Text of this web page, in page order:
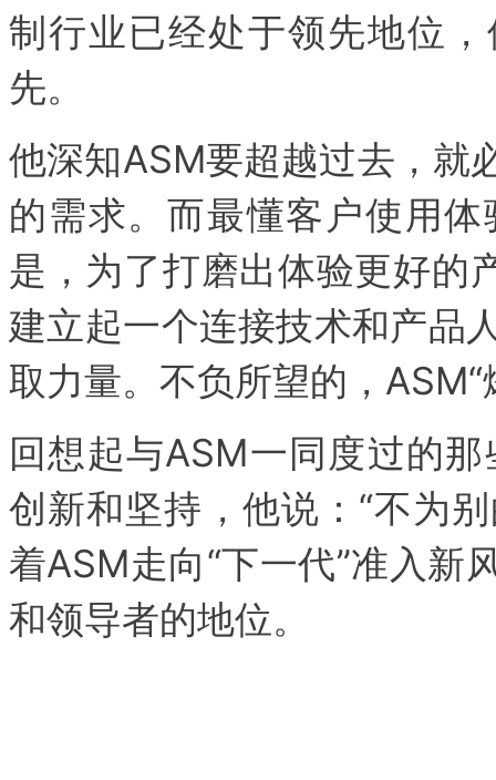
制行业已经处于领先地位
先。
他深知ASM要超越过去，就
的需求。而最懂客户使用
是，为了打磨出体验更好的
建立起一个连接技术和产品
取力量。不负所望的，
回想起与ASM一同度过的
创新和坚持，他说：“不为
着ASM走向“下一代”准入新
和领导者的地位。